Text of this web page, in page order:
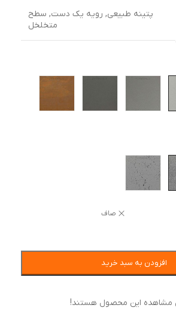
پتینه طبیعی, رویه یک دست, سطح
متخلخل
صاف
افزودن به سبد خرید
مشاهده این محصول هستند!